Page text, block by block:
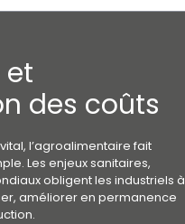
et
des coûts
l’agroalimentaire fait
Les enjeux sanitaires,
obligent les industriels à
améliorer en permanence